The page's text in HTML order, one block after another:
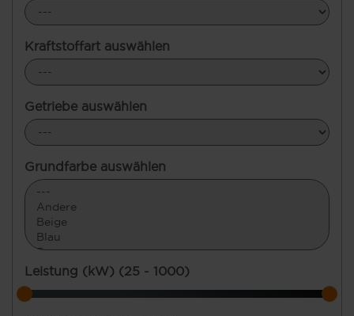
Kraftstoffart auswählen
Getriebe auswählen
Grundfarbe auswählen
Leistung (kW) (25 - 1000)